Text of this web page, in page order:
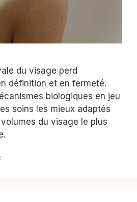
du visage perd
définition et en fermeté.
biologiques en jeu
soins les mieux adaptés
du visage le plus